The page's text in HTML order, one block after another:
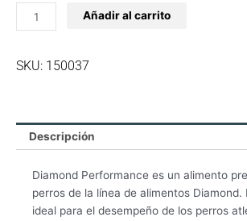
Diamond
Performance
Lbs
Añadir al carrito
SKU: 150037
Descripción
Diamond Performance es un alimento
perros de la línea de alimentos Diamond.
ideal para el desempeño de los perros